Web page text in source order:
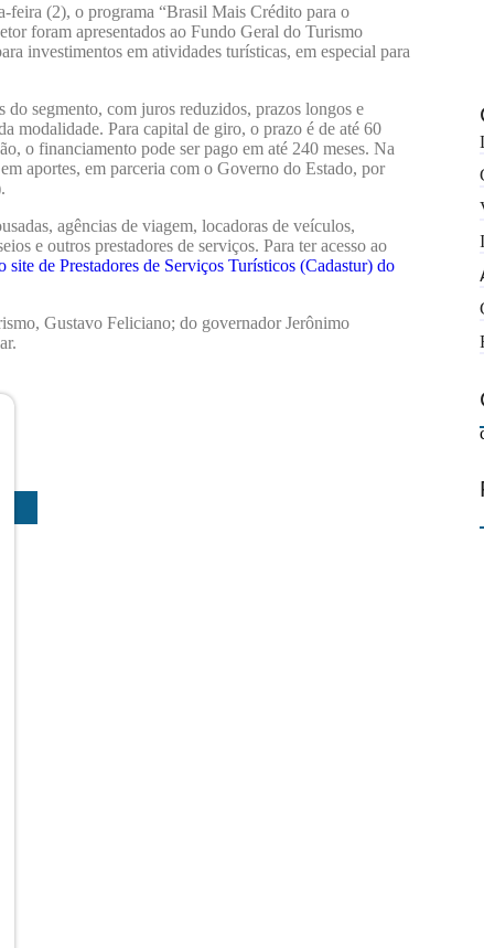
feira (2), o programa “Brasil Mais Crédito para o
foram apresentados ao Fundo Geral do Turismo
investimentos em atividades turísticas, em especial para
segmento, com juros reduzidos, prazos longos e
modalidade. Para capital de giro, o prazo é de até 60
o financiamento pode ser pago em até 240 meses. Na
aportes, em parceria com o Governo do Estado, por
agências de viagem, locadoras de veículos,
e outros prestadores de serviços. Para ter acesso ao
site de Prestadores de Serviços Turísticos (Cadastur) do
Gustavo Feliciano; do governador Jerônimo